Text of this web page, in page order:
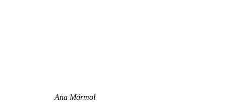
Ana Mármol